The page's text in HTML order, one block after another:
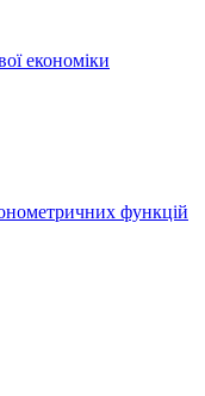
економіки
функцій